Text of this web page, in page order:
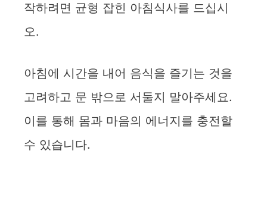
작하려면 균형 잡힌 아침식사를 드십시
오.
아침에 시간을 내어 음식을 즐기는 것을
고려하고 문 밖으로 서둘지 말아주세요.
이를 통해 몸과 마음의 에너지를 충전할
수 있습니다.